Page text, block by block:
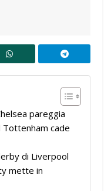
pareggia
Tottenham cade
di Liverpool
mette in